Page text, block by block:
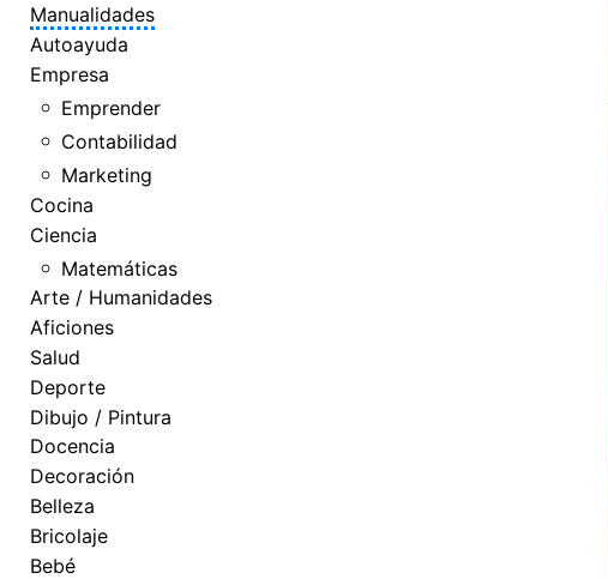
Manualidades
Autoayuda
Empresa
Emprender
Contabilidad
Marketing
Cocina
Ciencia
Matemáticas
Arte / Humanidades
Aficiones
Salud
Deporte
Dibujo / Pintura
Docencia
Decoración
Belleza
Bricolaje
Bebé